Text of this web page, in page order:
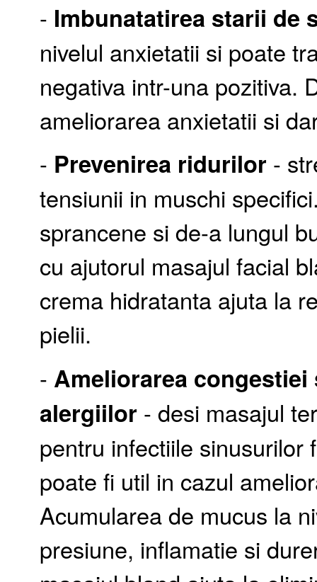
- Imbunatatirea starii de
nivelul anxietatii si poate
negativa intr-una pozitiva.
ameliorarea anxietatii si
- Prevenirea ridurilor -
tensiunii in muschi
sprancene si de-a lungul
cu ajutorul masajul facial
crema hidratanta ajuta la
pielii.
- Ameliorarea
alergiilor - desi masajul
pentru infectiile sinusurilor
poate fi util in cazul
Acumularea de mucus la
presiune, inflamatie si